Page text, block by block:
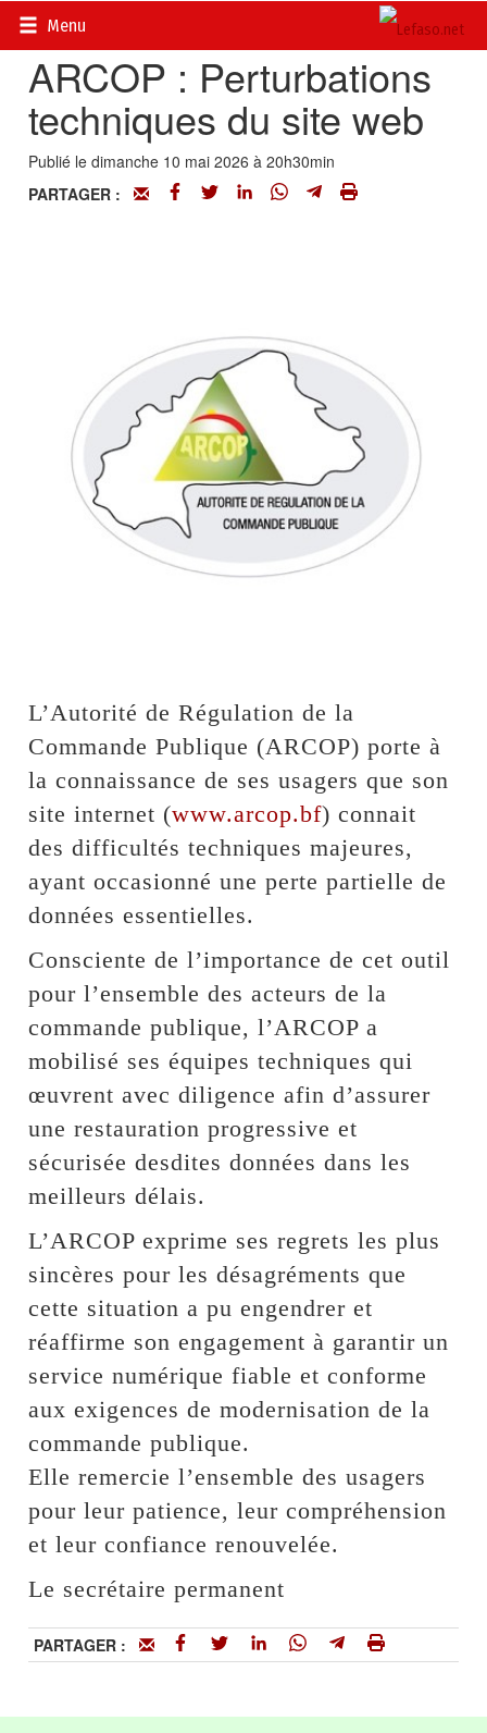
Menu
Accueil>
ARCOP : Perturbations
techniques du site web
Publié le dimanche 10 mai 2026 à 20h30min
PARTAGER :
L’Autorité de Régulation de la
Commande Publique (ARCOP) porte à
la connaissance de ses usagers que son
site internet (www.arcop.bf) connait
des difficultés techniques majeures,
ayant occasionné une perte partielle de
données essentielles.
Consciente de l’importance de cet outil
pour l’ensemble des acteurs de la
commande publique, l’ARCOP a
mobilisé ses équipes techniques qui
œuvrent avec diligence afin d’assurer
une restauration progressive et
sécurisée desdites données dans les
meilleurs délais.
L’ARCOP exprime ses regrets les plus
sincères pour les désagréments que
cette situation a pu engendrer et
réaffirme son engagement à garantir un
service numérique fiable et conforme
aux exigences de modernisation de la
commande publique.
Elle remercie l’ensemble des usagers
pour leur patience, leur compréhension
et leur confiance renouvelée.
Le secrétaire permanent
PARTAGER :